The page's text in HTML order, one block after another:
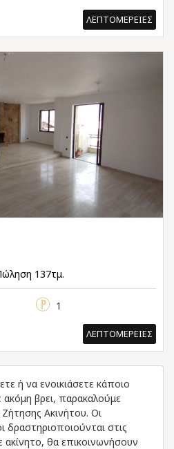
ΛΕΠΤΟΜΕΡΕΙΕΣ
137τμ.
1
ΛΕΠΤΟΜΕΡΕΙΕΣ
ή να ενοικιάσετε κάποιο
ακόμη βρει, παρακαλούμε
Ακινήτου. Οι
δραστηριοποιούνται στις
θα επικοινωνήσουν